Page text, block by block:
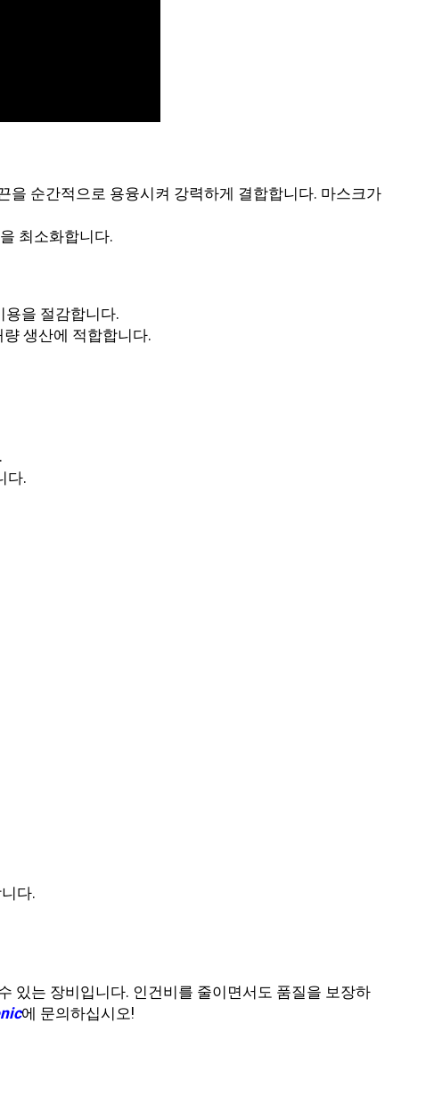
순간적으로 용융시켜 강력하게 결합합니다. 마스크가
최소화합니다.
용을 절감합니다.
생산에 적합합니다.
다.
다.
있는 장비입니다. 인건비를 줄이면서도 품질을 보장하
에 문의하십시오!